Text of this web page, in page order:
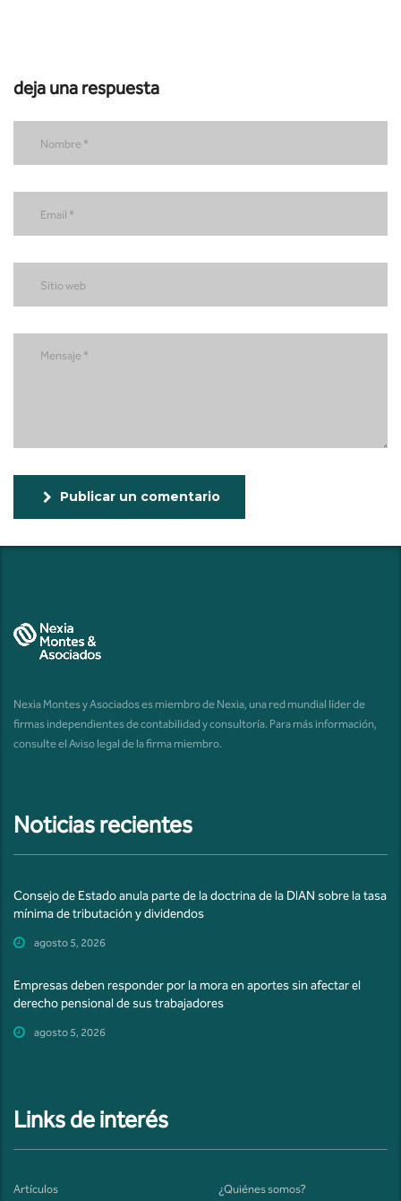
deja una respuesta
Publicar un comentario
Nexia Montes y Asociados es miembro de Nexia, una red mundial líder de
firmas independientes de contabilidad y consultoría. Para más información,
consulte el Aviso legal de la firma miembro.
Noticias recientes
Consejo de Estado anula parte de la doctrina de la DIAN sobre la tasa
mínima de tributación y dividendos
agosto 5, 2026
Empresas deben responder por la mora en aportes sin afectar el
derecho pensional de sus trabajadores
agosto 5, 2026
Links de interés
Artículos ¿Quiénes somos?